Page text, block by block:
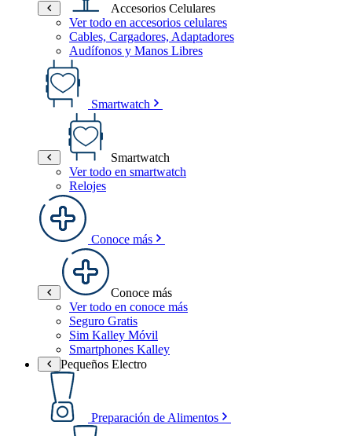
Accesorios Celulares
Ver todo en accesorios celulares
Cables, Cargadores, Adaptadores
Audífonos y Manos Libres
Smartwatch
Smartwatch
Ver todo en smartwatch
Relojes
Conoce más
Conoce más
Ver todo en conoce más
Seguro Gratis
Sim Kalley Móvil
Smartphones Kalley
Pequeños Electro
Preparación de Alimentos